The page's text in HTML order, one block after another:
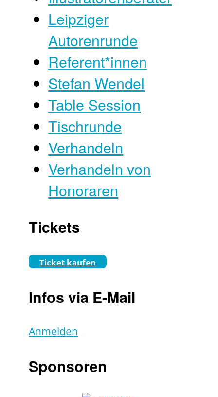
Leipziger
Autorenrunde
Referent*innen
Stefan Wendel
Table Session
Tischrunde
Verhandeln
Verhandeln von
Honoraren
Tickets
Ticket kaufen
Infos via E-Mail
Anmelden
Sponsoren